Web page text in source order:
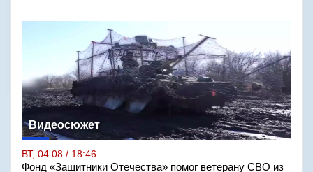
Видеосюжет
ВТ, 04.08 / 18:46
Фонд «Защитники Отечества» помог ветерану СВО из